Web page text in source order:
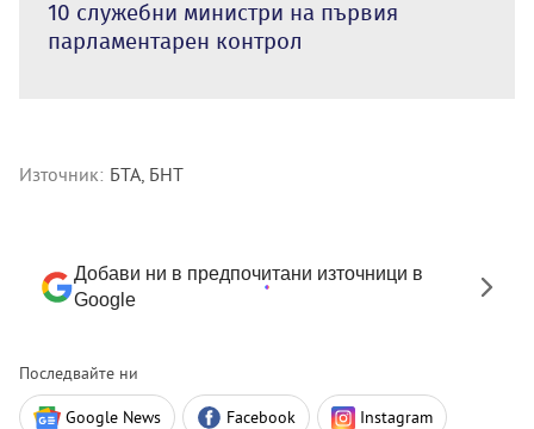
10 служебни министри на първия
парламентарен контрол
Източник: БТА, БНТ
Добави ни в предпочитани източници в
Google
Последвайте ни
Google News Facebook Instagram